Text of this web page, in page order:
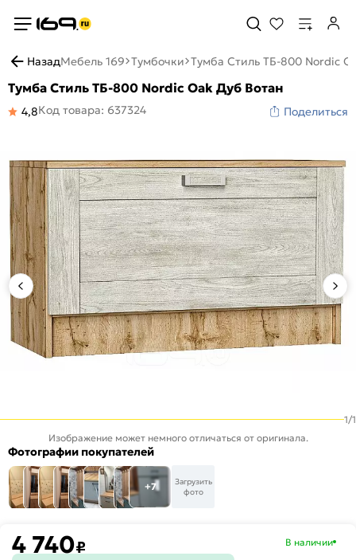
НазадМебель 169 Тумбочки Тумба Стиль ТБ-800 Nordic
Тумба Стиль ТБ-800 Nordic Oak Дуб Вотан
4,8Код товара: 637324 Поделиться
1/1
Изображение может немного отличаться от оригинала.
Фотографии покупателей
+7
Загрузить
фото
4 740₽ В наличии